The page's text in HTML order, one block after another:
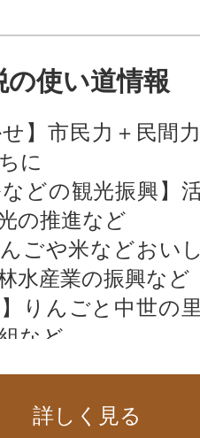
使い道情報
せ】市民力＋民
に
などの観光振興】
の推進など
んごや米などおい
水産業の振興など
】りんごと中世の
など
支援】未来を担う
詳しく見る